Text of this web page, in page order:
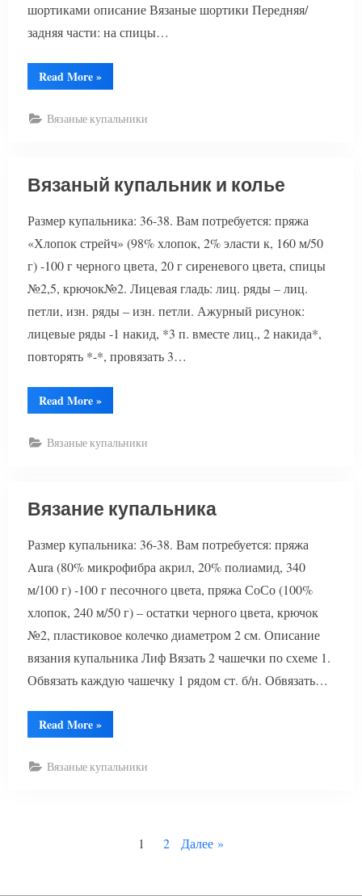
шортиками описание Вязаные шортики Передняя/
задняя части: на спицы…
Read More“Вязаный
купальник
»
Вязаные купальники
Вязаный купальник и колье
Размер купальника: 36-38. Вам потребуется: пряжа
«Хлопок стрейч» (98% хлопок, 2% эласти к, 160 м/50
г) -100 г черного цвета, 20 г сиреневого цвета, спицы
№2,5, крючок№2. Лицевая гладь: лиц. ряды – лиц.
петли, изн. ряды – изн. петли. Ажурный рисунок:
лицевые ряды -1 накид, *3 п. вместе лиц., 2 накида*,
повторять *-*, провязать 3…
Read More“Вязаный
купальник
»
Вязаные купальники
Вязание купальника
Размер купальника: 36-38. Вам потребуется: пряжа
Aura (80% микрофибра акрил, 20% полиамид, 340
м/100 г) -100 г песочного цвета, пряжа СоСо (100%
хлопок, 240 м/50 г) – остатки черного цвета, крючок
№2, пластиковое колечко диаметром 2 см. Описание
вязания купальника Лиф Вязать 2 чашечки по схеме 1.
Обвязать каждую чашечку 1 рядом ст. б/н. Обвязать…
Read More“Вязание
купальника”
»
Вязаные купальники
1 2 Далее